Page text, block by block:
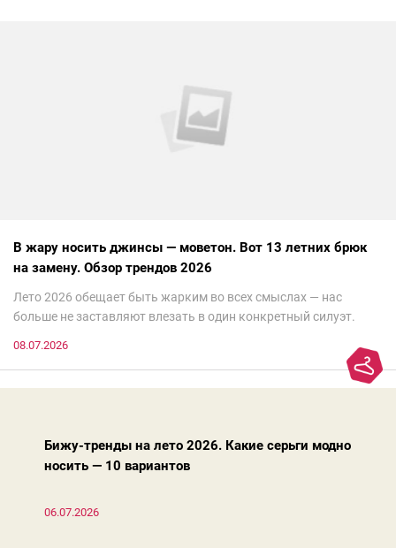
В жару носить джинсы — моветон. Вот 13 летних брюк
на замену. Обзор трендов 2026
Лето 2026 обещает быть жарким во всех смыслах — нас
больше не заставляют влезать в один конкретный силуэт.
отсеяла не носибельный шлак и собрала 13 трендов
08.07.2026
Бижу-тренды на лето 2026. Какие серьги модно
носить — 10 вариантов
06.07.2026